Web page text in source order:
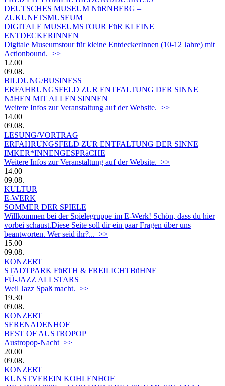
DEUTSCHES MUSEUM NüRNBERG –
ZUKUNFTSMUSEUM
DIGITALE MUSEUMSTOUR FüR KLEINE
ENTDECKERINNEN
Digitale Museumstour für kleine EntdeckerInnen (10-12 Jahre) mit
Actionbound. >>
12.00
09.08.
BILDUNG/BUSINESS
ERFAHRUNGSFELD ZUR ENTFALTUNG DER SINNE
NäHEN MIT ALLEN SINNEN
Weitere Infos zur Veranstaltung auf der Website. >>
14.00
09.08.
LESUNG/VORTRAG
ERFAHRUNGSFELD ZUR ENTFALTUNG DER SINNE
IMKER*INNENGESPRäCHE
Weitere Infos zur Veranstaltung auf der Website. >>
14.00
09.08.
KULTUR
E-WERK
SOMMER DER SPIELE
Willkommen bei der Spielegruppe im E-Werk! Schön, dass du hier
vorbei schaust.Diese Seite soll dir ein paar Fragen über uns
beantworten. Wer seid ihr?... >>
15.00
09.08.
KONZERT
STADTPARK FüRTH & FREILICHTBüHNE
FÜ-JAZZ ALLSTARS
Weil Jazz Spaß macht. >>
19.30
09.08.
KONZERT
SERENADENHOF
BEST OF AUSTROPOP
Austropop-Nacht >>
20.00
09.08.
KONZERT
KUNSTVEREIN KOHLENHOF